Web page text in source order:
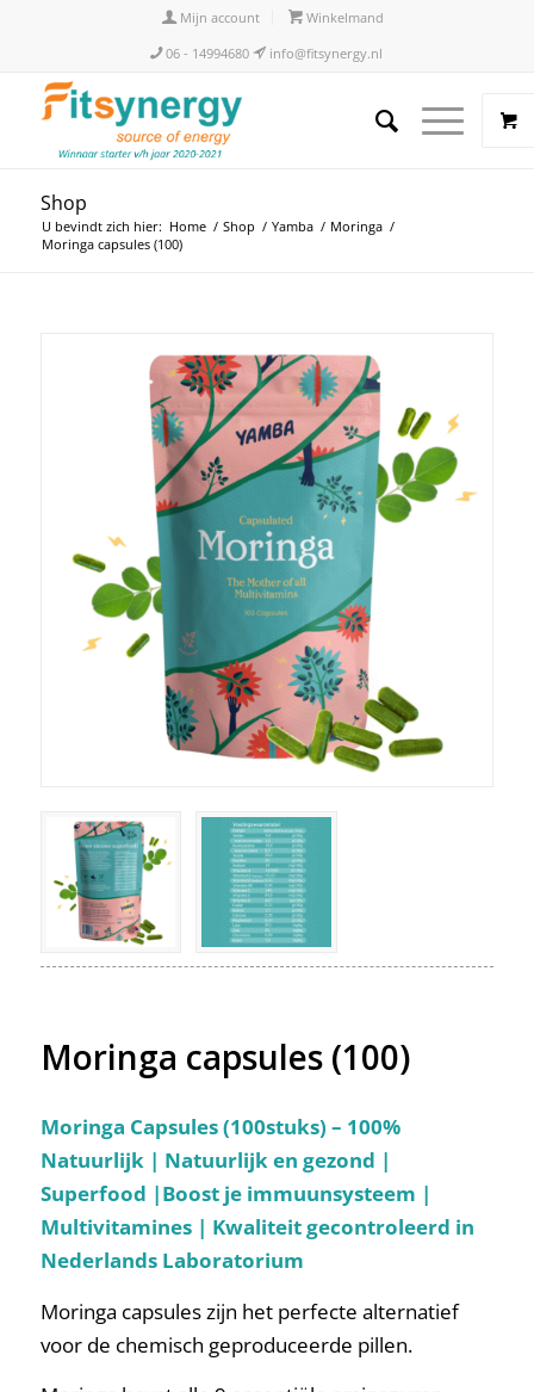
Mijn account
Winkelmand
06 - 14994680
info@fitsynergy.nl
Shop
U bevindt zich hier: Home / Shop / Yamba / Moringa /
Moringa capsules (100)
Moringa capsules (100)
Moringa Capsules (100stuks) – 100%
Natuurlijk | Natuurlijk en gezond |
Superfood |Boost je immuunsysteem |
Multivitamines | Kwaliteit gecontroleerd in
Nederlands Laboratorium
Moringa capsules zijn het perfecte alternatief
voor de chemisch geproduceerde pillen.